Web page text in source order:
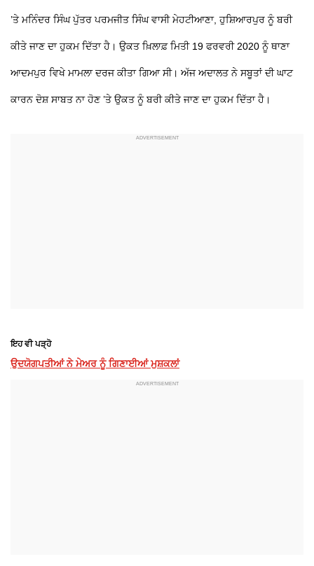
’ਤੇ ਮਨਿੰਦਰ ਸਿੰਘ ਪੁੱਤਰ ਪਰਮਜੀਤ ਸਿੰਘ ਵਾਸੀ ਮੇਹਟੀਆਣਾ, ਹੁਸ਼ਿਆਰਪੁਰ ਨੂੰ ਬਰੀ
ਕੀਤੇ ਜਾਣ ਦਾ ਹੁਕਮ ਦਿੱਤਾ ਹੈ। ਉਕਤ ਖ਼ਿਲਾਫ਼ ਮਿਤੀ 19 ਫਰਵਰੀ 2020 ਨੂੰ ਥਾਣਾ
ਆਦਮਪੁਰ ਵਿਖੇ ਮਾਮਲਾ ਦਰਜ ਕੀਤਾ ਗਿਆ ਸੀ। ਅੱਜ ਅਦਾਲਤ ਨੇ ਸਬੂਤਾਂ ਦੀ ਘਾਟ
ਕਾਰਨ ਦੋਸ਼ ਸਾਬਤ ਨਾ ਹੋਣ ’ਤੇ ਉਕਤ ਨੂੰ ਬਰੀ ਕੀਤੇ ਜਾਣ ਦਾ ਹੁਕਮ ਦਿੱਤਾ ਹੈ।
ਇਹ ਵੀ ਪੜ੍ਹੋ
ਉਦਯੋਗਪਤੀਆਂ ਨੇ ਮੇਅਰ ਨੂੰ ਗਿਣਾਈਆਂ ਮੁਸ਼ਕਲਾਂ